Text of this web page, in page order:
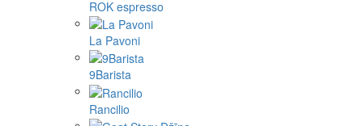
ROK espresso
La Pavoni
9Barista
Rancilio